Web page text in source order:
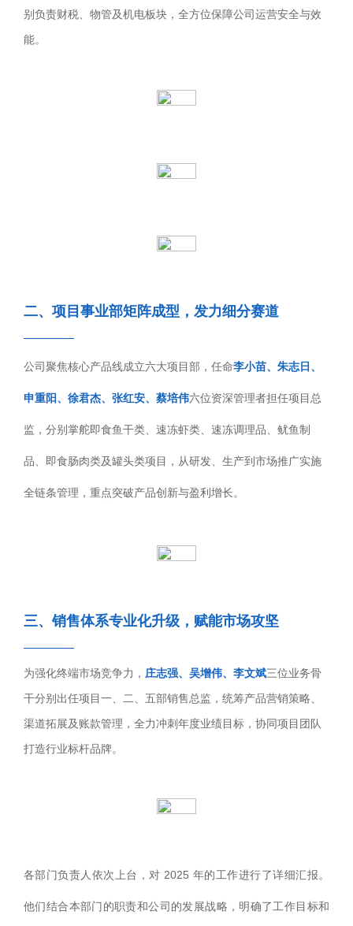
别负责财税、物管及机电板块，全方位保障公司运营安全与效
能。
二、项目事业部矩阵成型，发力细分赛道
————
公司聚焦核心产品线成立六大项目部，任命李小苗、朱志日、
申重阳、徐君杰、张红安、蔡培伟六位资深管理者担任项目总
监，分别掌舵即食鱼干类、速冻虾类、速冻调理品、鱿鱼制
品、即食肠肉类及罐头类项目，从研发、生产到市场推广实施
全链条管理，重点突破产品创新与盈利增长。
三、销售体系专业化升级，赋能市场攻坚
————
为强化终端市场竞争力， 庄志强、吴增伟、李文斌三位业务骨
干分别出任项目一、二、五部销售总监，统筹产品营销策略、
渠道拓展及账款管理，全力冲刺年度业绩目标，协同项目团队
打造行业标杆品牌。
各部门负责人依次上台，对 2025 年的工作进行了详细汇报。
他们结合本部门的职责和公司的发展战略，明确了工作目标和